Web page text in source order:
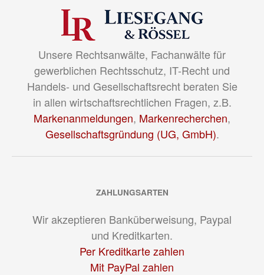
Unsere Rechtsanwälte, Fachanwälte für
gewerblichen Rechtsschutz, IT-Recht und
Handels- und Gesellschaftsrecht beraten Sie
in allen wirtschaftsrechtlichen Fragen, z.B.
Markenanmeldungen, Markenrecherchen,
Gesellschaftsgründung (UG, GmbH).
ZAHLUNGSARTEN
Wir akzeptieren Banküberweisung, Paypal
und Kreditkarten.
Per Kreditkarte zahlen
Mit PayPal zahlen